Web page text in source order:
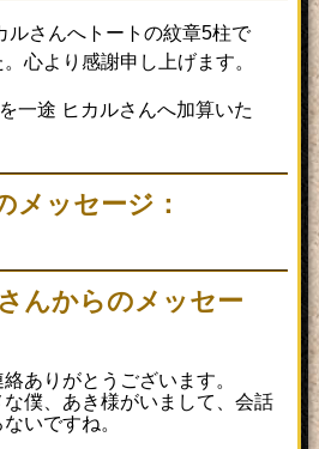
ルさんへトートの紋章5柱で
心より感謝申し上げます。
一途 ヒカルさんへ加算いた
メッセージ：
んからのメッセー
ありがとうございます。
僕、あき様がいまして、会話
いですね。